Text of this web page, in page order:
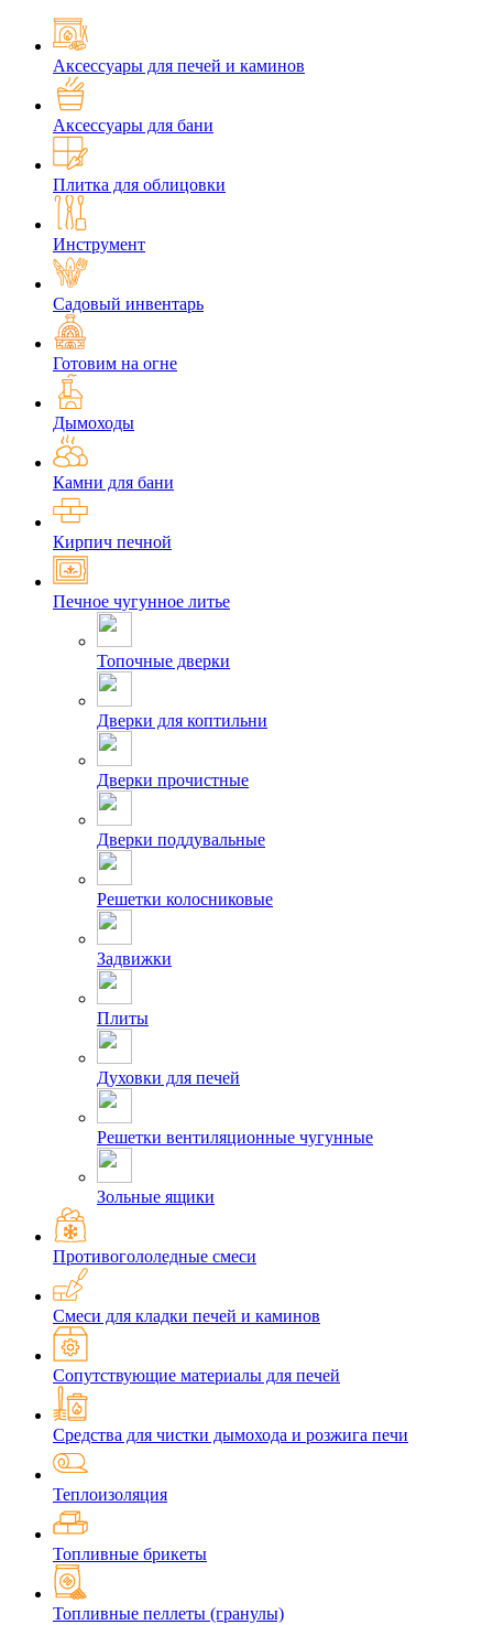
Аксессуары для печей и каминов
Аксессуары для бани
Плитка для облицовки
Инструмент
Садовый инвентарь
Готовим на огне
Дымоходы
Камни для бани
Кирпич печной
Печное чугунное литье
Топочные дверки
Дверки для коптильни
Дверки прочистные
Дверки поддувальные
Решетки колосниковые
Задвижки
Плиты
Духовки для печей
Решетки вентиляционные чугунные
Зольные ящики
Противогололедные смеси
Смеси для кладки печей и каминов
Сопутствующие материалы для печей
Средства для чистки дымохода и розжига печи
Теплоизоляция
Топливные брикеты
Топливные пеллеты (гранулы)